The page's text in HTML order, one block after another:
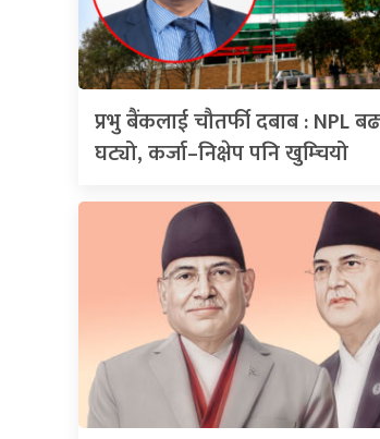
प्रभु बैंकलाई चौतर्फी दबाब : NPL
घट्यो, कर्जा–निक्षेप पनि खुम्चियो